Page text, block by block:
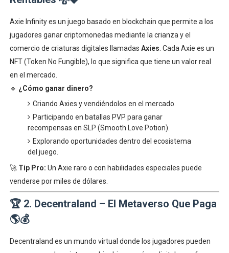
Axie Infinity es un juego basado en blockchain que permite a los
jugadores ganar criptomonedas mediante la crianza y el
comercio de criaturas digitales llamadas Axies . Cada Axie es un
NFT (Token No Fungible), lo que significa que tiene un valor real
en el mercado.
🔹 ¿Cómo ganar dinero?
Criando Axies y vendiéndolos en el mercado.
Participando en batallas PVP para ganar
recompensas en SLP (Smooth Love Potion).
Explorando oportunidades dentro del ecosistema
del juego.
🚀 Tip Pro: Un Axie raro o con habilidades especiales puede
venderse por miles de dólares.
🏆 2. Decentraland – El Metaverso Que Paga
🌎💰
Decentraland es un mundo virtual donde los jugadores pueden